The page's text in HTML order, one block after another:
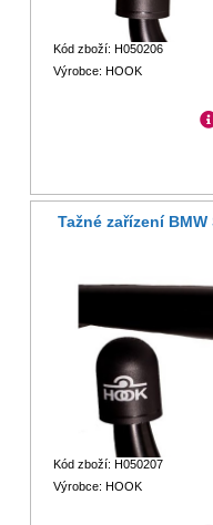
Kód zboží: H050206
Výrobce: HOOK
Tažné zařízení BMW
Kód zboží: H050207
Výrobce: HOOK